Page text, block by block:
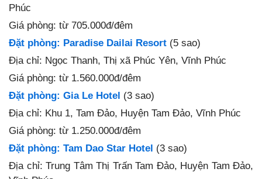
Phúc
Giá phòng: từ 705.000đ/đêm
Đặt phòng: Paradise Dailai Resort (5 sao)
Địa chỉ: Ngọc Thanh, Thị xã Phúc Yên, Vĩnh Phúc
Giá phòng: từ 1.560.000đ/đêm
Đặt phòng: Gia Le Hotel (3 sao)
Địa chỉ: Khu 1, Tam Đảo, Huyện Tam Đảo, Vĩnh Phúc
Giá phòng: từ 1.250.000đ/đêm
Đặt phòng: Tam Dao Star Hotel (3 sao)
Địa chỉ: Trung Tâm Thị Trấn Tam Đảo, Huyện Tam Đảo,